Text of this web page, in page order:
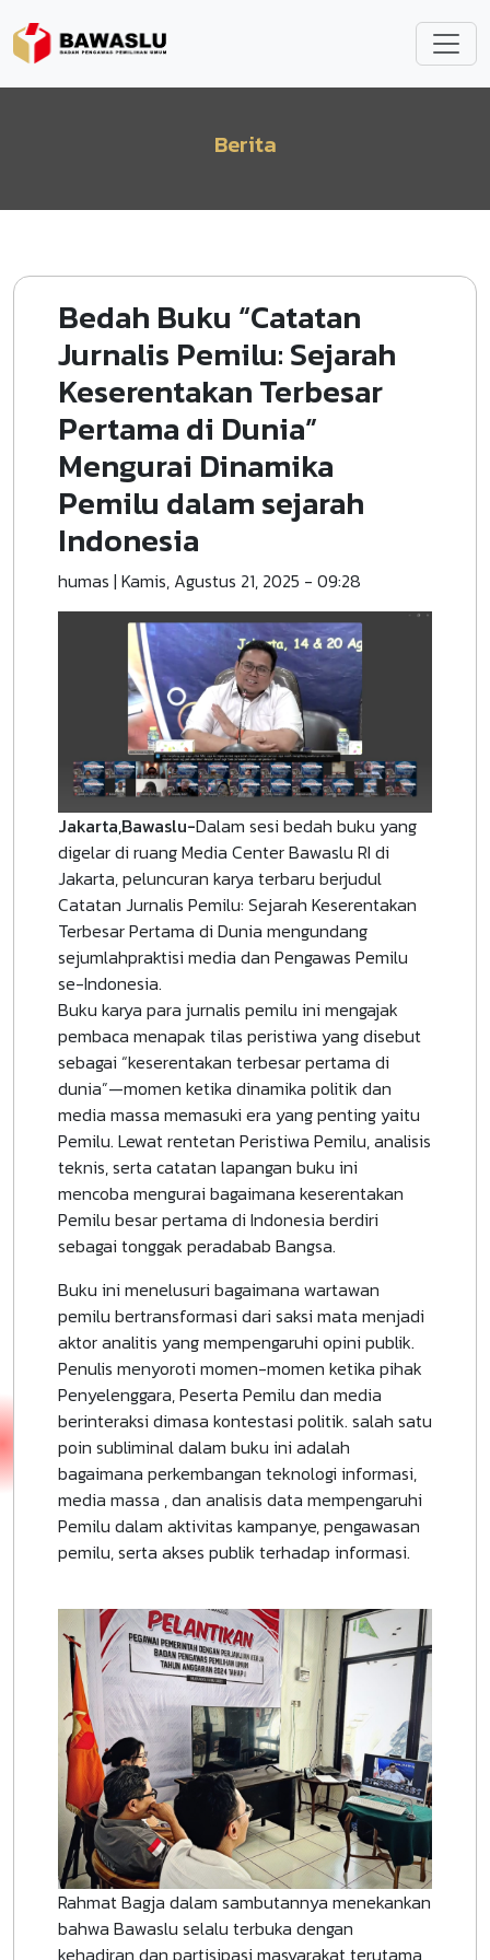
Berita
Bedah Buku “Catatan
Jurnalis Pemilu: Sejarah
Keserentakan Terbesar
Pertama di Dunia”
Mengurai Dinamika
Pemilu dalam sejarah
Indonesia
humas | Kamis, Agustus 21, 2025 - 09:28
Jakarta,Bawaslu-Dalam sesi bedah buku yang
digelar di ruang Media Center Bawaslu RI di
Jakarta, peluncuran karya terbaru berjudul
Catatan Jurnalis Pemilu: Sejarah Keserentakan
Terbesar Pertama di Dunia mengundang
sejumlahpraktisi media dan Pengawas Pemilu
se-Indonesia.
Buku karya para jurnalis pemilu ini mengajak
pembaca menapak tilas peristiwa yang disebut
sebagai “keserentakan terbesar pertama di
dunia”—momen ketika dinamika politik dan
media massa memasuki era yang penting yaitu
Pemilu. Lewat rentetan Peristiwa Pemilu, analisis
teknis, serta catatan lapangan buku ini
mencoba mengurai bagaimana keserentakan
Pemilu besar pertama di Indonesia berdiri
sebagai tonggak peradabab Bangsa.
Buku ini menelusuri bagaimana wartawan
pemilu bertransformasi dari saksi mata menjadi
aktor analitis yang mempengaruhi opini publik.
Penulis menyoroti momen-momen ketika pihak
Penyelenggara, Peserta Pemilu dan media
berinteraksi dimasa kontestasi politik. salah satu
poin subliminal dalam buku ini adalah
bagaimana perkembangan teknologi informasi,
media massa , dan analisis data mempengaruhi
Pemilu dalam aktivitas kampanye, pengawasan
pemilu, serta akses publik terhadap informasi.
Rahmat Bagja dalam sambutannya menekankan
bahwa Bawaslu selalu terbuka dengan